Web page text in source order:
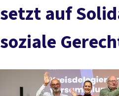
setzt auf
soziale